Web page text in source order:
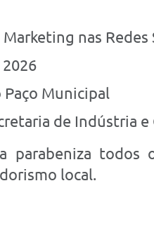
nas Redes
Paço Municipal
de Indústria
parabeniza todos
local.